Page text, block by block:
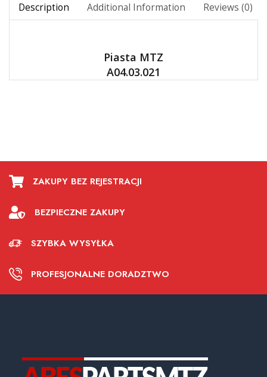
Description Additional Information Reviews (0)
Piasta MTZ
A04.03.021
ZAKUPY BEZ REJESTRACJI
BEZPIECZNE ZAKUPY
SZYBKA WYSYŁKA
PROFESJONALNE DORADZTWO